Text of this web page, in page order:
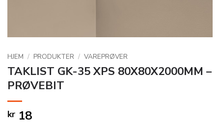
HJEM / PRODUKTER / VAREPRØVER
TAKLIST GK-35 XPS 80X80X2000MM –
PRØVEBIT
kr 18